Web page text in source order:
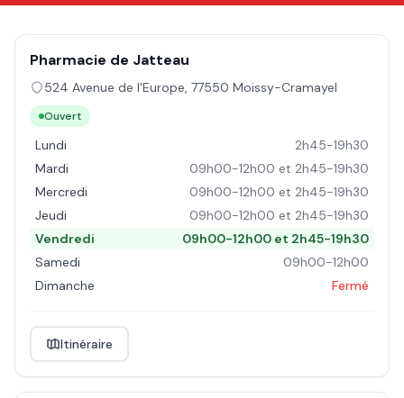
Pharmacie de Jatteau
524 Avenue de l'Europe, 77550 Moissy-Cramayel
Ouvert
Lundi
2h45-19h30
Mardi
09h00-12h00 et 2h45-19h30
Mercredi
09h00-12h00 et 2h45-19h30
Jeudi
09h00-12h00 et 2h45-19h30
Vendredi
09h00-12h00 et 2h45-19h30
Samedi
09h00-12h00
Dimanche
Fermé
Itinéraire